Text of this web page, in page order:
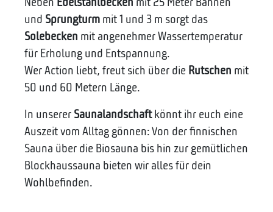
Neben Edelstahlbecken mit 25 Meter Bahnen
und Sprungturm mit 1 und 3 m sorgt das
Solebecken mit angenehmer Wassertemperatur
für Erholung und Entspannung.
Wer Action liebt, freut sich über die Rutschen mit
50 und 60 Metern Länge.
In unserer Saunalandschaft könnt ihr euch eine
Auszeit vom Alltag gönnen: Von der finnischen
Sauna über die Biosauna bis hin zur gemütlichen
Blockhaussauna bieten wir alles für dein
Wohlbefinden.